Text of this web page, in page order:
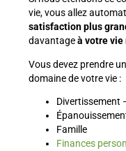
vie, vous allez
satisfaction plus
davantageà votre vie
Vous devez prendre
domaine de votre vie :
Divertissement
Famille
Finances